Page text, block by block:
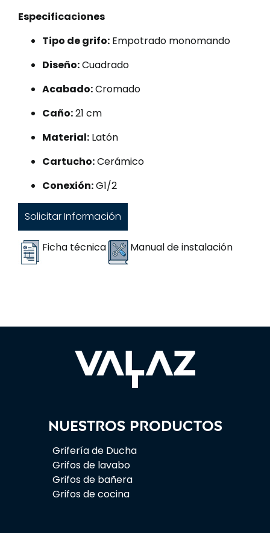
Especificaciones
Tipo de grifo: Empotrado monomando
Diseño:Cuadrado
Acabado:Cromado
Caño:21 cm
Material: Latón
Cartucho:Cerámico
Conexión:G1/2
Solicitar Información
Ficha técnica Manual de instalación
Nuestros productos
Grifería de Ducha
Grifos de lavabo
Grifos de bañera
Grifos de cocina